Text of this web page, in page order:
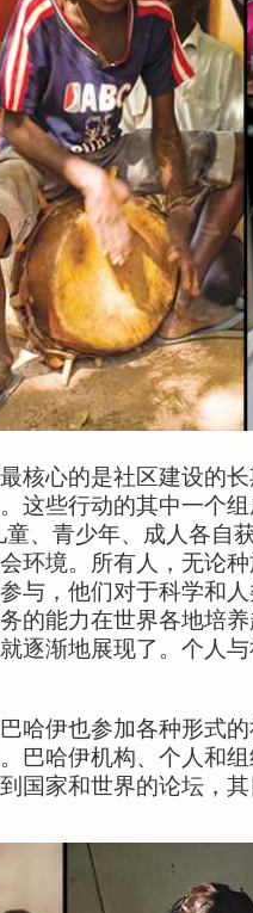
核心的是社区建设的
这些行动的其中一个
、青少年、成人各自
环境。所有人，无论
与，他们对于科学和
的能力在世界各地培
逐渐地展现了。个人与
哈伊也参加各种形式
巴哈伊机构、个人和
国家和世界的论坛，